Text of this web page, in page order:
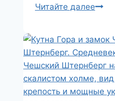
Читайте далееЗамки